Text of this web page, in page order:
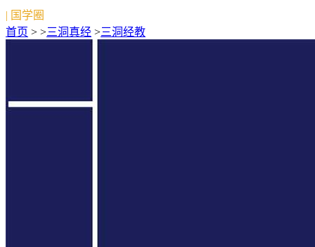
| 国学圈
首页 > >三洞真经 >三洞经教